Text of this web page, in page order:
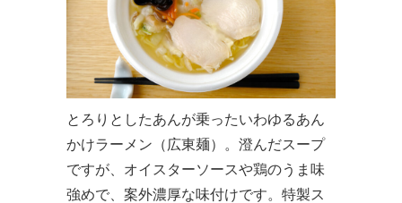
とろりとしたあんが乗ったいわゆるあん
かけラーメン（広東麺）。澄んだスープ
ですが、オイスターソースや鶏のうま味
強めで、案外濃厚な味付けです。特製ス